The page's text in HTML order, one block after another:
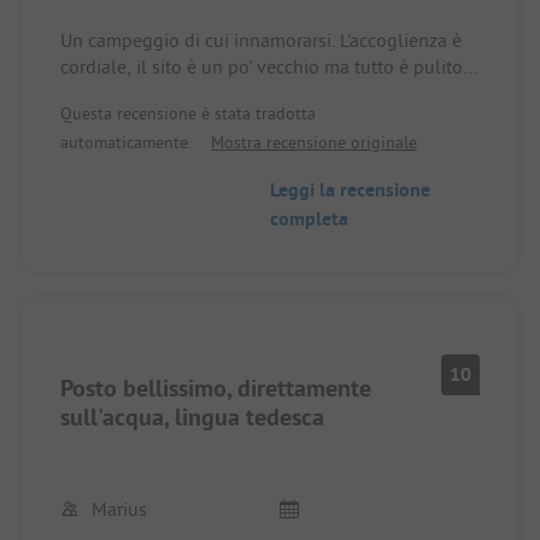
Un campeggio di cui innamorarsi. L'accoglienza è
cordiale, il sito è un po' vecchio ma tutto è pulito e
altro. Il sito è direttamente sul lago e il prato è
quasi pianeggiante, tutte le piazzole sono dotate
Questa recensione è stata tradotta
automaticamente.
Mostra recensione originale
Leggi la recensione
completa
Posto bellissimo, direttamente
sull'acqua, lingua tedesca
10
Marius